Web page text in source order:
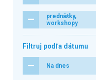
prednášky,
workshopy
Filtruj podľa dátumu
Na dnes